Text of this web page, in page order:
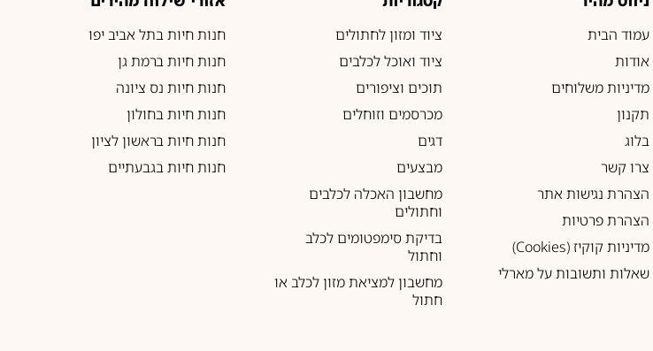
עמוד הבית
אודות
מדיניות משלוחים
תקנון
בלוג
צרו קשר
הצהרת נגישות אתר
הצהרת פרטיות
מדיניות קוקיז (Cookies)
שאלות ותשובות על מארלי
ציוד ומזון לחתולים
ציוד ואוכל לכלבים
תוכים וציפורים
מכרסמים וזוחלים
דגים
מבצעים
מחשבון האכלה לכלבים
וחתולים
בדיקת סימפטומים לכלב
וחתול
מחשבון למציאת מזון לכלב או
חתול
חנות חיות בתל אביב יפו
חנות חיות ברמת גן
חנות חיות נס ציונה
חנות חיות בחולון
חנות חיות בראשון לציון
חנות חיות בגבעתיים